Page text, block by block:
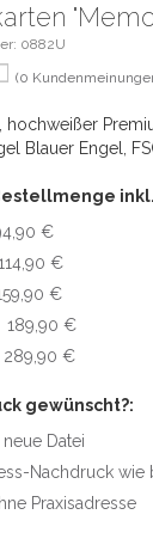
0882U
(0
hochweißer
Blauer Engel,
inkl.
€
€
€
189,90 €
289,90 €
gewünscht?:
Datei
Nachdruck wie
Praxisadresse